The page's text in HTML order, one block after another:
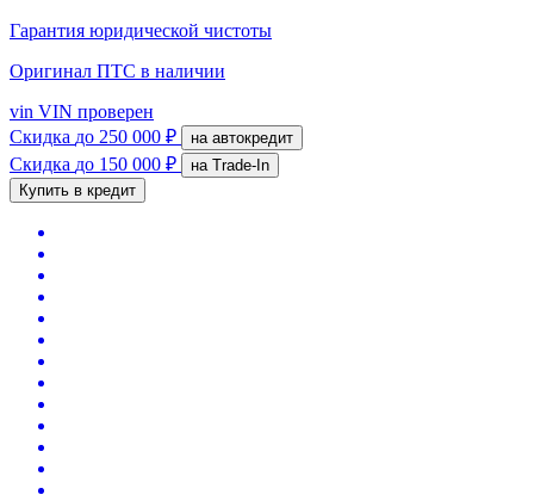
Гарантия юридической чистоты
Оригинал ПТС в наличии
vin VIN проверен
Скидка до 250 000 ₽ на автокредит
Скидка до 150 000 ₽
на Trade-In
Купить в кредит